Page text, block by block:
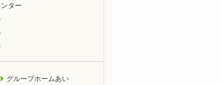
ター
グループホームあい